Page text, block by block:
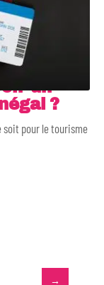
un
?
soit pour le tourisme